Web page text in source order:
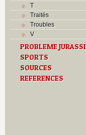
T
Traités
Troubles
V
PROBLEME
SPORTS
SOURCES
REFERENCES